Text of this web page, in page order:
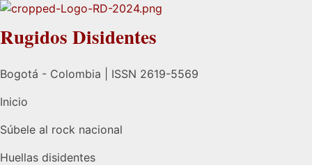
Rugidos Disidentes
Bogotá - Colombia | ISSN 2619-5569
Inicio
Súbele al rock nacional
Huellas disidentes